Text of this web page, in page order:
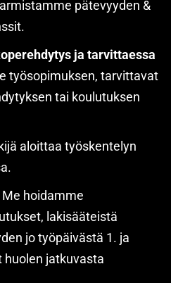
pätevyyden &
ja tarvittaessa
työsopimuksen, tarvittavat
tai koulutuksen
aloittaa työskentelyn
Me hoidamme
lakisääteistä
jo työpäivästä 1. ja
jatkuvasta